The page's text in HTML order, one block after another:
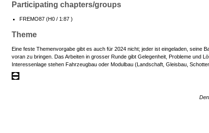
Participating chapters/groups
FREMO87 (H0 / 1:87 )
Theme
Eine feste Themenvorgabe gibt es auch für 2024 nicht; jeder ist eingeladen, seine
voran zu bringen. Das Arbeiten in grosser Runde gibt Gelegenheit, Probleme und
Interessenlage stehen Fahrzeugbau oder Modulbau (Landschaft, Gleisbau,